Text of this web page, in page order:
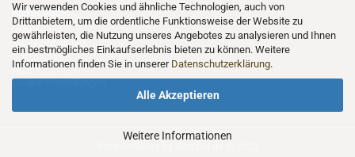
Wir verwenden Cookies und ähnliche Technologien, auch von
Drittanbietern, um die ordentliche Funktionsweise der Website zu
gewährleisten, die Nutzung unseres Angebotes zu analysieren und Ihnen
ein bestmögliches Einkaufserlebnis bieten zu können. Weitere
Informationen finden Sie in unserer Datenschutzerklärung.
Alle Akzeptieren
Weitere Informationen
MEHR ÜBER...
Impressum
Nachricht an uns
Datenschutz
AGB
Cookie Einstellungen